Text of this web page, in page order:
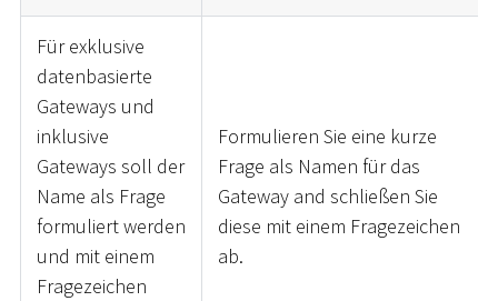
Für exklusive
datenbasierte
Gateways und
inklusive
Gateways soll der
Name als Frage
formuliert werden
und mit einem
Fragezeichen
Formulieren Sie eine kurze
Frage als Namen für das
Gateway and schließen Sie
diese mit einem Fragezeichen
ab.